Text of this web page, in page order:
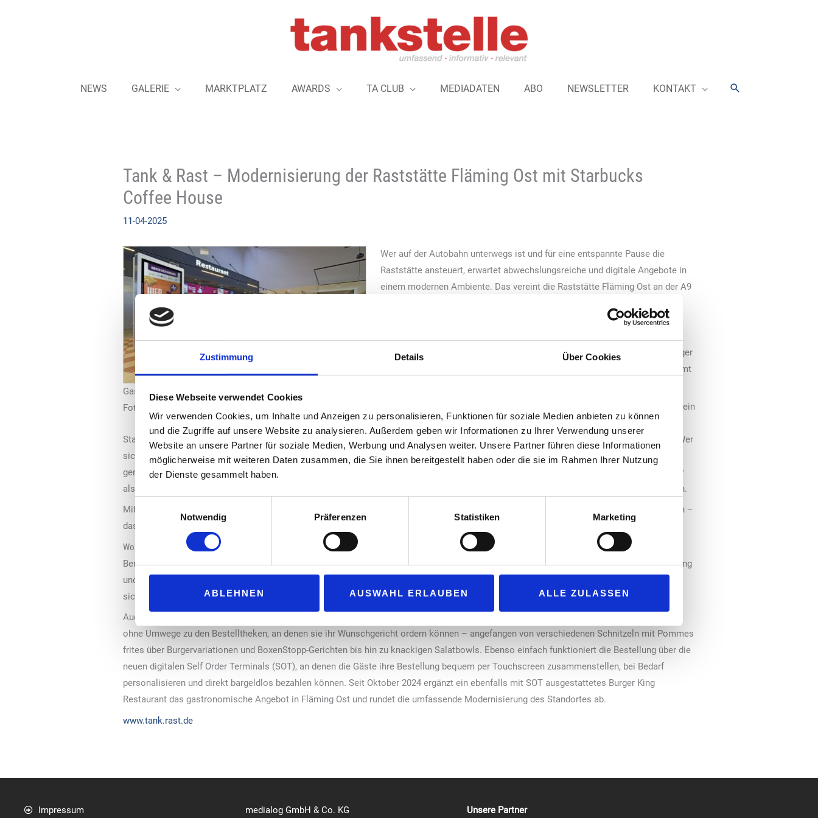
Zustimmung Details Über Cookies
Diese Webseite verwendet Cookies
Wir verwenden Cookies, um Inhalte und Anzeigen zu personalisieren, Funktionen für soziale Medien anbieten zu können
und die Zugriffe auf unsere Website zu analysieren. Außerdem geben wir Informationen zu Ihrer Verwendung unserer
Website an unsere Partner für soziale Medien, Werbung und Analysen weiter. Unsere Partner führen diese Informationen
möglicherweise mit weiteren Daten zusammen, die Sie ihnen bereitgestellt haben oder die sie im Rahmen Ihrer Nutzung
der Dienste gesammelt haben.
Notwendig
Präferenzen Statistiken Marketing
ABLEHNEN AUSWAHL ERLAUBEN ALLE ZULASSEN
NEWS GALERIE MARKTPLATZ AWARDS TA CLUB MEDIADATEN ABO NEWSLETTER KONTAKT Suchen
Tank & Rast – Modernisierung der Raststätte Fläming Ost mit Starbucks
Coffee House
11-04-2025
Gastraum und Restaurant Raststätte Fläming Ost
Foto: Tank & Rast
Wer auf der Autobahn unterwegs ist und für eine entspannte Pause die
Raststätte ansteuert, erwartet abwechslungsreiche und digitale Angebote in
einem modernen Ambiente. Das vereint die Raststätte Fläming Ost an der A9
House“ wurden die umfangreichen Modernisierungsmaßnamen erfolgreich
Gäste ein neu gestalteter Gastraum mit klassischer Gastronomie, ein „Burger
King“-Restaurant sowie moderne sanitäre Anlagen samt Duschen. Insgesamt
Zur Entspannung während einer langen Autofahrt gehört für viele Reisende ein
aromatischer Kaffee einfach dazu. In Fläming Ost gibt es diesen im neuen
Starbucks Coffee House mit dem bekannten Angebot. Dazu gehören heiße und erfrischende Getränke sowie herzhafte und süße Snacks. Wer
sich zum Beispiel für einen Caffè Latte und ein Stück Kuchen entscheidet, kann seine Kaffeepause im lichtdurchfluteten Sitzbereich
genießen. Dieser ist in den für Starbucks typischen Grüntönen gehalten, mit modernen Holzmöbeln eingerichtet und bietet insgesamt mehr
als 30 Sitzplätze. Zusätzlich lädt bei schönem Wetter die angrenzende Terrasse mit weiteren 20 Sitzplätzen zum entspannten Verweilen ein.
Mit dem Starbucks Coffee House in der Raststätte Fläming Ost bietet „Tank & Rast“ bereits an elf Standorten – an und neben der Autobahn –
das beliebte US-Kaffeekonzept an.
Wohlfühlatmosphäre im Gastraum
Bereits seit Anfang des Jahres erstrahlen der Gastraum und der Shop der Raststätte Fläming Ost in modernem Look. Fußböden, Beleuchtung
und Verkaufsregale wurden ebenso erneuert wie die Bestuhlung und die Tische der rund 180 Sitzplätze im Gastraum. Junge Gäste können
sich über eine neue Kinderspielecke mit Klettermöglichkeiten freuen.
Auch die klassische Gastronomie wurde neugestaltet. Hier können sich die Reisenden jetzt schnell und einfach orientieren und gelangen
ohne Umwege zu den Bestelltheken, an denen sie ihr Wunschgericht ordern können – angefangen von verschiedenen Schnitzeln mit Pommes
frites über Burgervariationen und BoxenStopp-Gerichten bis hin zu knackigen Salatbowls. Ebenso einfach funktioniert die Bestellung über die
neuen digitalen Self Order Terminals (SOT), an denen die Gäste ihre Bestellung bequem per Touchscreen zusammenstellen, bei Bedarf
personalisieren und direkt bargeldlos bezahlen können. Seit Oktober 2024 ergänzt ein ebenfalls mit SOT ausgestattetes Burger King
Restaurant das gastronomische Angebot in Fläming Ost und rundet die umfassende Modernisierung des Standortes ab.
www.tank.rast.de
Impressum medialog GmbH & Co. KG Unsere Partner